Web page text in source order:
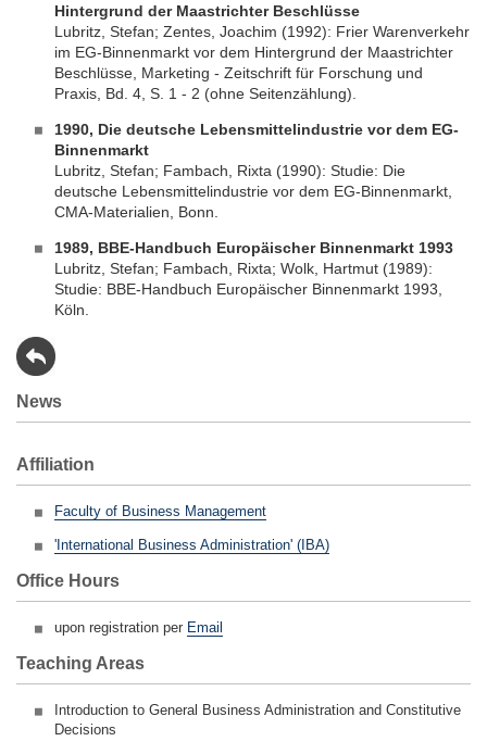
Hintergrund der Maastrichter Beschlüsse
Lubritz, Stefan; Zentes, Joachim (1992): Frier Warenverkehr
im EG-Binnenmarkt vor dem Hintergrund der Maastrichter
Beschlüsse, Marketing - Zeitschrift für Forschung und
Praxis, Bd. 4, S. 1 - 2 (ohne Seitenzählung).
1990, Die deutsche Lebensmittelindustrie vor dem EG-
Binnenmarkt
Lubritz, Stefan; Fambach, Rixta (1990): Studie: Die
deutsche Lebensmittelindustrie vor dem EG-Binnenmarkt,
CMA-Materialien, Bonn.
1989, BBE-Handbuch Europäischer Binnenmarkt 1993
Lubritz, Stefan; Fambach, Rixta; Wolk, Hartmut (1989):
Studie: BBE-Handbuch Europäischer Binnenmarkt 1993,
Köln.
News
Previous Next
Affiliation
Faculty of Business Management
'International Business Administration' (IBA)
Office Hours
upon registration per Email
Teaching Areas
Introduction to General Business Administration and Constitutive
Decisions